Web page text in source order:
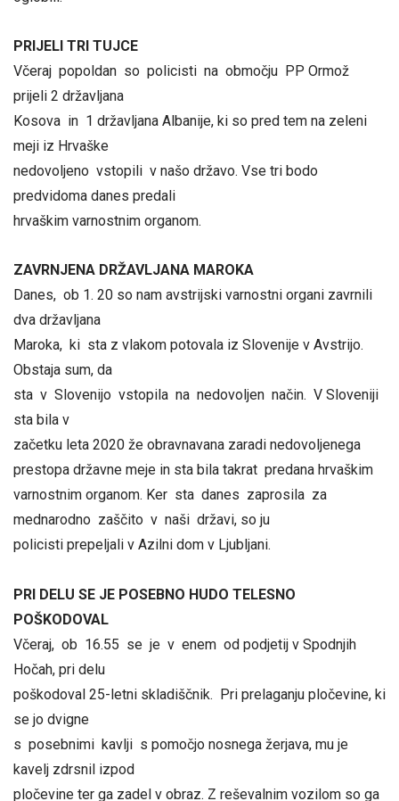
PRIJELI TRI TUJCE
Včeraj popoldan so policisti na območju PP Ormož
prijeli 2 državljana
Kosova in 1 državljana Albanije, ki so pred tem na zeleni
meji iz Hrvaške
nedovoljeno vstopili v našo državo. Vse tri bodo
predvidoma danes predali
hrvaškim varnostnim organom.
ZAVRNJENA DRŽAVLJANA MAROKA
Danes, ob 1. 20 so nam avstrijski varnostni organi zavrnili
dva državljana
Maroka, ki sta z vlakom potovala iz Slovenije v Avstrijo.
Obstaja sum, da
sta v Slovenijo vstopila na nedovoljen način. V Sloveniji
sta bila v
začetku leta 2020 že obravnavana zaradi nedovoljenega
prestopa državne meje in sta bila takrat predana hrvaškim
varnostnim organom. Ker sta danes zaprosila za
mednarodno zaščito v naši državi, so ju
policisti prepeljali v Azilni dom v Ljubljani.
PRI DELU SE JE POSEBNO HUDO TELESNO
POŠKODOVAL
Včeraj, ob 16.55 se je v enem od podjetij v Spodnjih
Hočah, pri delu
poškodoval 25-letni skladiščnik. Pri prelaganju pločevine, ki
se jo dvigne
s posebnimi kavlji s pomočjo nosnega žerjava, mu je
kavelj zdrsnil izpod
pločevine ter ga zadel v obraz. Z reševalnim vozilom so ga